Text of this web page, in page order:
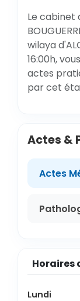
Le cabinet
wilaya
16:00h,
actes
par cet
Actes &
Actes
Horaires
Lundi